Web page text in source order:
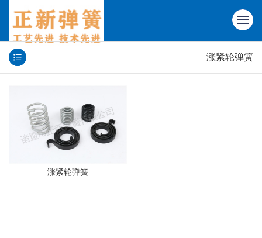
涨紧轮弹簧
涨紧轮弹簧